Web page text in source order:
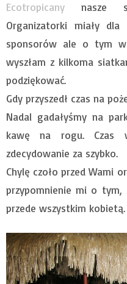
Ecotropicany nasze
Organizatorki miały
sponsorów ale o tym
wyszłam z kilkoma
podziękować.
Gdy przyszedł czas na
Nadal gadałyśmy na
kawę na rogu. Czas
zdecydowanie za szybko.
Chylę czoło przed Wami
przypomnienie mi o
przede wszystkim kobietą.